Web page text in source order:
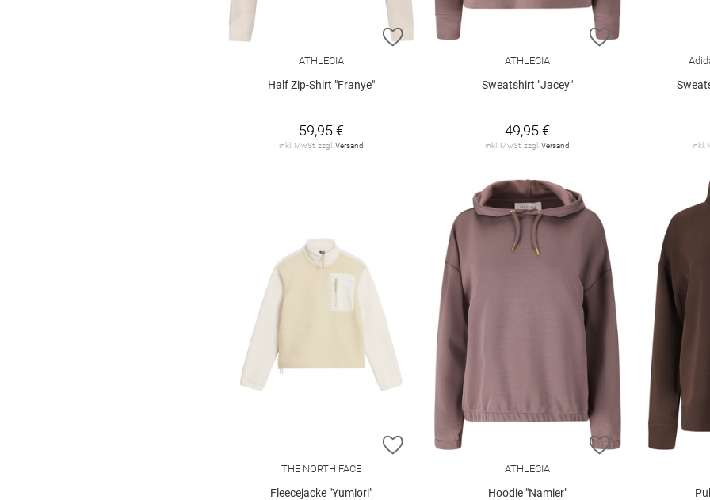
ZUR WUNSCHLISTE HINZUFÜGEN
ATHLECIA
Half Zip-Shirt "Franye"
59,95 €
inkl. MwSt. zzgl. Versand
ZUR
ATHLECIA
Sweatshirt "Jacey"
49,95 €
inkl. MwSt. zzgl.Versand inkl.
ZUR WUNSCHLISTE HINZUFÜGEN
THE NORTH FACE
Fleecejacke "Yumiori"
ZUR
ATHLECIA
Hoodie "Namier"